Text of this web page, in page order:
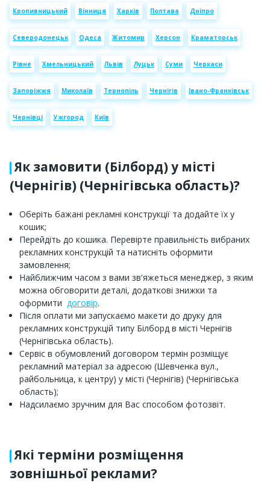
Кропивницький Вінниця Харків Полтава Дніпро
Северодонецьк Одеса Житомир Херсон Краматорськ
Рівне Хмельницький Львів Луцьк Суми Черкаси
Запоріжжя Миколаїв Тернопіль Чернігів Івано-Франківськ
Чернівці Ужгород Київ
Як замовити (Білборд) у місті
(Чернігів) (Чернігівська область)?
Оберіть бажані рекламні конструкції та додайте їх у
кошик;
Перейдіть до кошика. Перевірте правильність вибраних
рекламних конструкцій та натисніть оформити
замовлення;
Найближчим часом з вами зв'яжеться менеджер, з яким
можна обговорити деталі, додаткові знижки та
оформити договір.
Після оплати ми запускаємо макети до друку для
рекламних конструкцій типу Білборд в місті Чернігів
(Чернігівська область).
Сервіс в обумовлений договором термін розміщує
рекламний матеріал за адресою (Шевченка вул.,
райбольница, к центру) у місті (Чернігів) (Чернігівська
область);
Надсилаємо зручним для Вас способом фотозвіт.
Які терміни розміщення
зовнішньої реклами?